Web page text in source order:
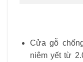
Cửa gỗ
niêm yết từ